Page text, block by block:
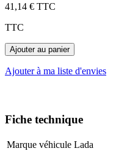
41,14 € TTC
TTC
Ajouter au panier
Ajouter à ma liste d'envies
Fiche technique
Marque véhicule Lada